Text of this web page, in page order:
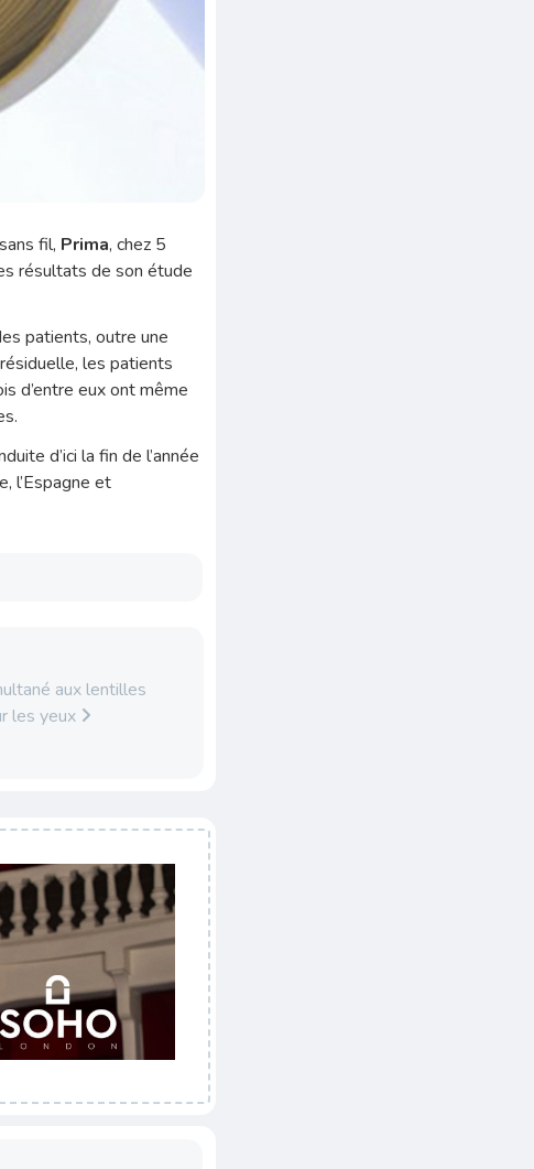
fil, Prima, chez 5
résultats de son étude
patients, outre une
les patients
d’entre eux ont même
d’ici la fin de l’année
l’Espagne et
aux lentilles
les yeux